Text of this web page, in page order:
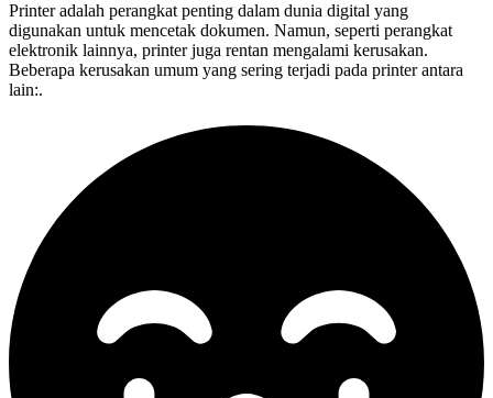
Printer adalah perangkat penting dalam dunia digital yang
digunakan untuk mencetak dokumen. Namun, seperti perangkat
elektronik lainnya, printer juga rentan mengalami kerusakan.
Beberapa kerusakan umum yang sering terjadi pada printer antara
lain:.